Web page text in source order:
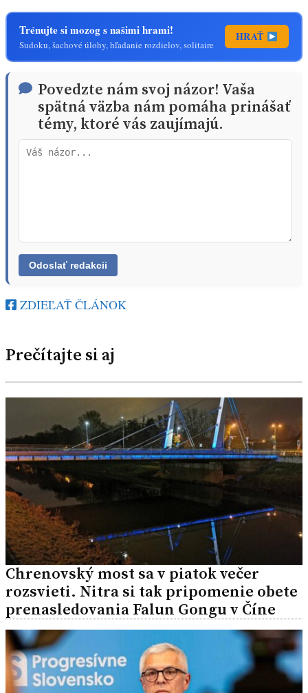
Trénujte si mozog s našimi hrami!
Sudoku, šachové úlohy, hľadanie rozdielov, solitaire
HRAŤ
Povedzte nám svoj názor! Vaša
spätná väzba nám pomáha prinášať
témy, ktoré vás zaujímajú.
ZDIEĽAŤ ČLÁNOK
Prečítajte si aj
Chrenovský most sa v piatok večer
rozsvieti. Nitra si tak pripomenie obete
prenasledovania Falun Gongu v Číne